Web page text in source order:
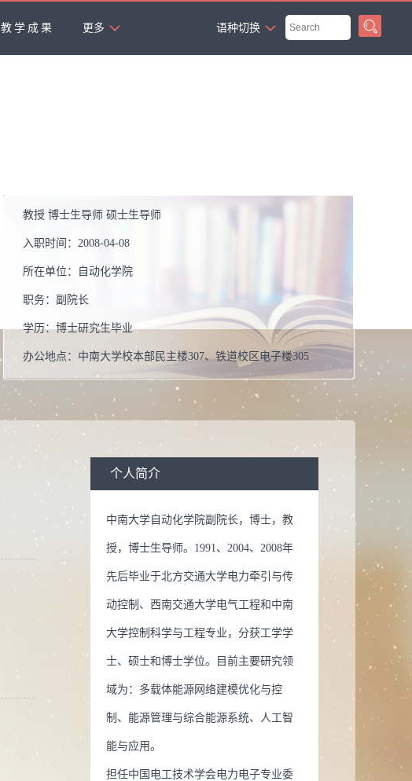
教学成果 更多
语种切换
教授 博士生导师 硕士生导师
入职时间： 2008-04-08
所在单位： 自动化学院
职务： 副院长
学历：博士研究生毕业
办公地点： 中南大学校本部民主楼307、铁道校区电子楼305
性别：
联系方式： 13875996096
主要任职：
省电工技术学会理事及《Journal of Process Control》、《Computers
& Education》、《自动化学报》、《控制理论与应用》等权威和重
要学术期刊论文审稿人。
中南大学
学科：控制科学与工程
个人简介
中南大学自动化学院副院长，博士，教
授，博士生导师。1991、2004、2008年
先后毕业于北方交通大学电力牵引与传
动控制、西南交通大学电气工程和中南
大学控制科学与工程专业，分获工学学
士、硕士和博士学位。目前主要研究领
域为：多载体能源网络建模优化与控
制、能源管理与综合能源系统、人工智
能与应用。
担任中国电工技术学会电力电子专业委